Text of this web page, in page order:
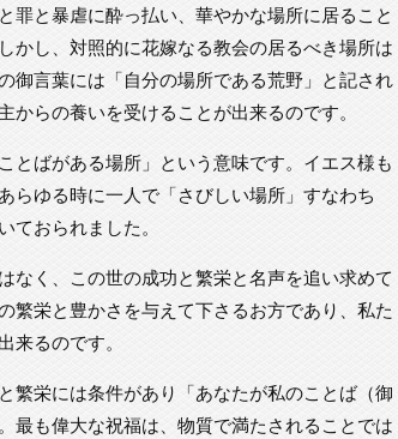
罪と暴虐に酔っ払い、華やかな場所に居ること
し、対照的に花嫁なる教会の居るべき場所は
御言葉には「自分の場所である荒野」と記され
らの養いを受けることが出来るのです。
とばがある場所」という意味です。イエス様も
らゆる時に一人で「さびしい場所」すなわち
ておられました。
なく、この世の成功と繁栄と名声を追い求めて
繁栄と豊かさを与えて下さるお方であり、私た
るのです。
繁栄には条件があり「あなたが私のことば（御
最も偉大な祝福は、物質で満たされることでは